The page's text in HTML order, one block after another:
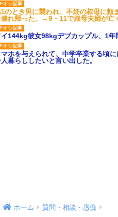
のとき男に襲われ、不妊の叔母に
連れ帰った。→9・11で叔母夫婦が亡
イ144kg彼女98kgデブカップル、1年
マホを与えられて、中学卒業する頃
暮らししたいと言い出した。
ホーム 質問・相談・愚痴